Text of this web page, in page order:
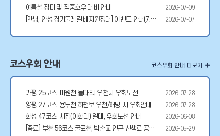
여름철 장마 및 집중호우 대비 안내 2026-07-09
[안녕, 안성 경기둘레길 배지원정대] 이벤트 안내(7.7~/ 선착순 200명) 2026-07-07
코스우회 안내
가평 25코스. 미원천 돌다리, 우천시 우회노선 2026-07-28
양평 27코스. 용두천 하천보 우천/해빙 시 우회안내 2026-07-28
화성 47코스. 시점(이화리) 일대, 우회노선 안내 2026-06-08
[종료] 부천 56코스 굴포천, 박촌교 인근 산책로 공사 우회안내 2026-05-29
코스우회 안내 더보기